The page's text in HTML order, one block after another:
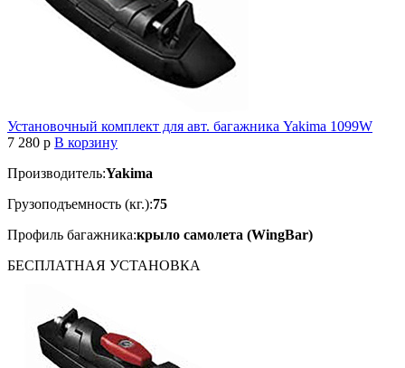
Установочный комплект для авт. багажника Yakima 1099W
7 280 p В корзину
Производитель:Yakima
Грузоподъемность (кг.):75
Профиль багажника:крыло самолета (WingBar)
БЕСПЛАТНАЯ УСТАНОВКА